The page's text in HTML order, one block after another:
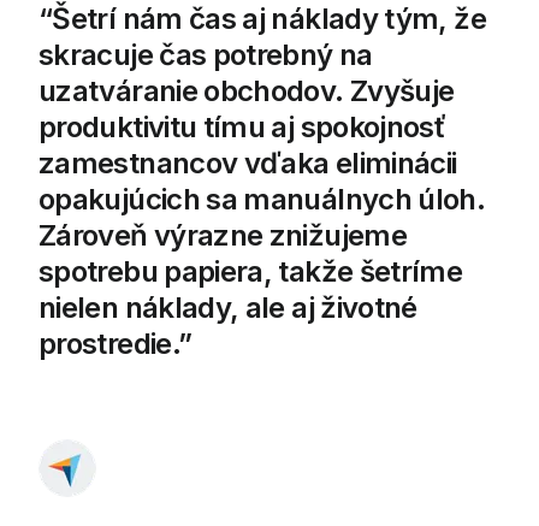
Šetrí nám čas aj náklady tým, že
skracuje čas potrebný na
uzatváranie obchodov. Zvyšuje
produktivitu tímu aj spokojnosť
zamestnancov vďaka eliminácii
opakujúcich sa manuálnych úloh.
Zároveň výrazne znižujeme
spotrebu papiera, takže šetríme
nielen náklady, ale aj životné
prostredie.